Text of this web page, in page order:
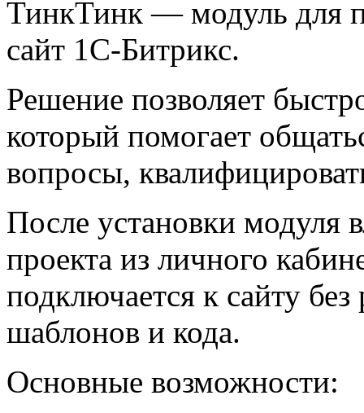
ТинкТинк — модуль для
сайт 1C-Битрикс.
Решение позволяет
который помогает
вопросы,
После установки модуля
проекта из личного
подключается к сайту
шаблонов и кода.
Основные возможности: